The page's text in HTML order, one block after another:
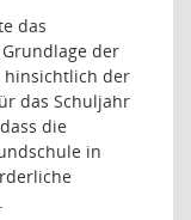
das
der
hinsichtlich der
das Schuljahr
die
in